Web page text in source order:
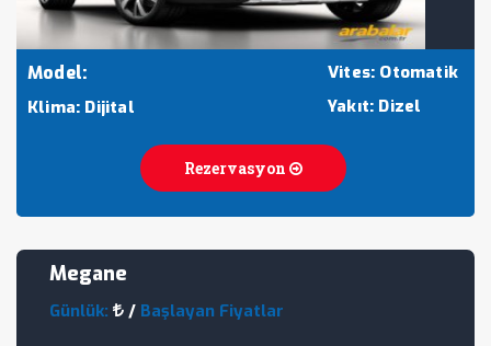
Model:
Klima: Dijital
Vites: Otomatik
Yakıt: Dizel
Rezervasyon
Megane
Günlük: / Başlayan Fiyatlar